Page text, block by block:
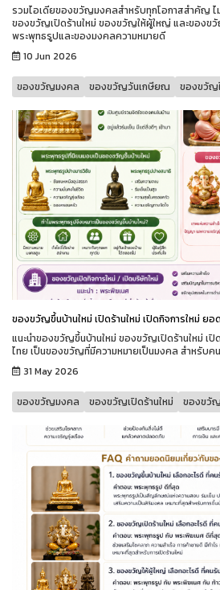
รวมไอเดียของขวัญมงคลสำหรับทุกโอกาสสำคัญ ไ
ของขวัญเปิดร้านใหม่ ของขวัญให้ผู้ใหญ่ และของข
พระพุทธรูปและของมงคลความหมายดี
10 Jun 2026
ของขวัญมงคล ของขวัญวันเกษียณ ของขวัญ
ของขวัญขึ้นบ้านใหม่ เปิดร้านใหม่ เปิดกิจการใหม่ ย
แนะนำของขวัญขึ้นบ้านใหม่ ของขวัญเปิดร้านใหม่ เ
ไทย เป็นของขวัญที่มีความหมายเป็นมงคล สำหรับค
31 May 2026
ของขวัญมงคล ของขวัญเปิดร้านใหม่ ของขวั